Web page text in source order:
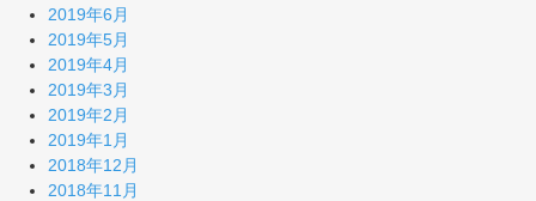
2019年6月
2019年5月
2019年4月
2019年3月
2019年2月
2019年1月
2018年12月
2018年11月